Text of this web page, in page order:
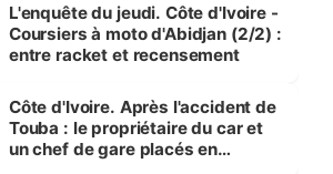
L'enquête du jeudi. Côte d'Ivoire -
Coursiers à moto d'Abidjan (2/2) :
entre racket et recensement
Côte d'Ivoire. Après l'accident de
Touba : le propriétaire du car et
un chef de gare placés en